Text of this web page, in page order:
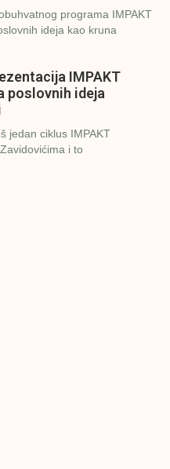
programa IMPAKT
ideja kao kruna
IMPAKT
poslovnih ideja
jedan ciklus IMPAKT
i to